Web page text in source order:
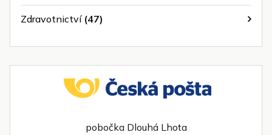
Zdravotnictví(47)
pobočka Dlouhá Lhota